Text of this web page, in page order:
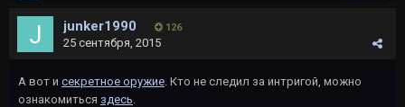
junker1990 126
25 сентября, 2015
А вот и секретное оружие. Кто не следил за интригой, можно
ознакомиться здесь.